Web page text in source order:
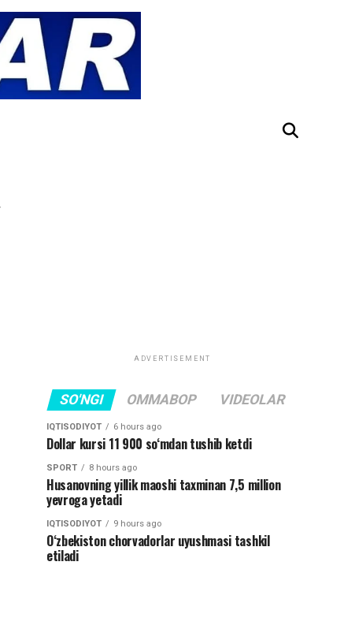
ADVERTISEMENT
SO'NGI OMMABOP VIDEOLAR
IQTISODIYOT 6 hours ago
Dollar kursi 11 900 so‘mdan tushib ketdi
SPORT 8 hours ago
Husanovning yillik maoshi taxminan 7,5 million
yevroga yetadi
IQTISODIYOT 9 hours ago
O‘zbekiston chorvadorlar uyushmasi tashkil
etiladi